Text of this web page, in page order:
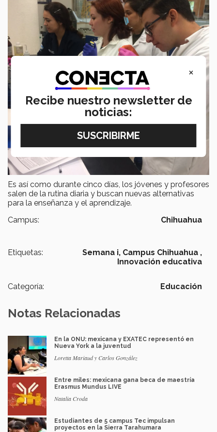
Es así como durante cinco días, los jóvenes y profesores
salen de la rutina diaria y buscan nuevas alternativas
para la enseñanza y el aprendizaje.
Campus:
Chihuahua
Etiquetas: Semana i, Campus Chihuahua ,
Innovación educativa
Categoría: Educación
Notas Relacionadas
En la ONU: mexicana y EXATEC representó en
Nueva York a la juventud
Loretta Mariaud y Carlos González
Entre miles: mexicana gana beca de maestría
Erasmus Mundus LIVE
Natalia Croda
Estudiantes de 5 campus Tec impulsan
proyectos en la Sierra Tarahumara
×
Recibe nuestro newsletter de
noticias: